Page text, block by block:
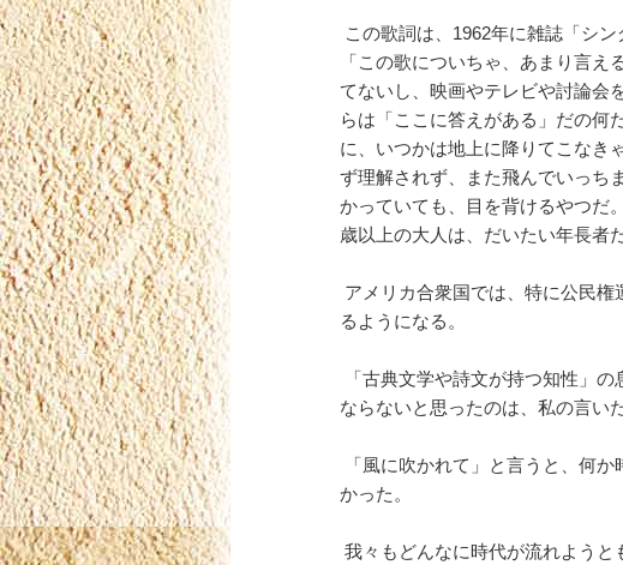
この歌詞は、1962年に雑誌「シ
「この歌についちゃ、あまり言
てないし、映画やテレビや討論会
らは「ここに答えがある」だの何
に、いつかは地上に降りてこなき
ず理解されず、また飛んでいっち
かっていても、目を背けるやつだ
歳以上の大人は、だいたい年長者
アメリカ合衆国では、特に公民
るようになる。
「古典文学や詩文が持つ知性」
ならないと思ったのは、私の言い
「風に吹かれて」と言うと、何
かった。
我々もどんなに時代が流れようと